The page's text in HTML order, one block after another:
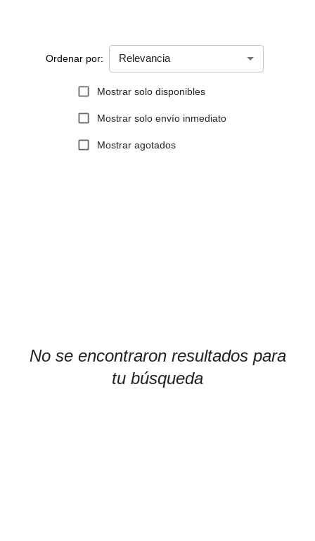
Mostrar solo disponibles
Mostrar solo envío inmediato
Mostrar agotados
Ordenar por: Relevancia
No se encontraron resultados para
tu búsqueda